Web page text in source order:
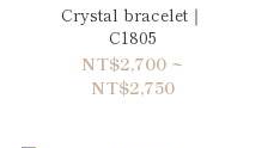
Crystal bracelet｜
C1805
NT$2,700 ~
NT$2,750